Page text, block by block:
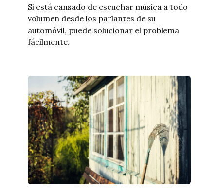
Si está cansado de escuchar música a todo
volumen desde los parlantes de su
automóvil, puede solucionar el problema
fácilmente.